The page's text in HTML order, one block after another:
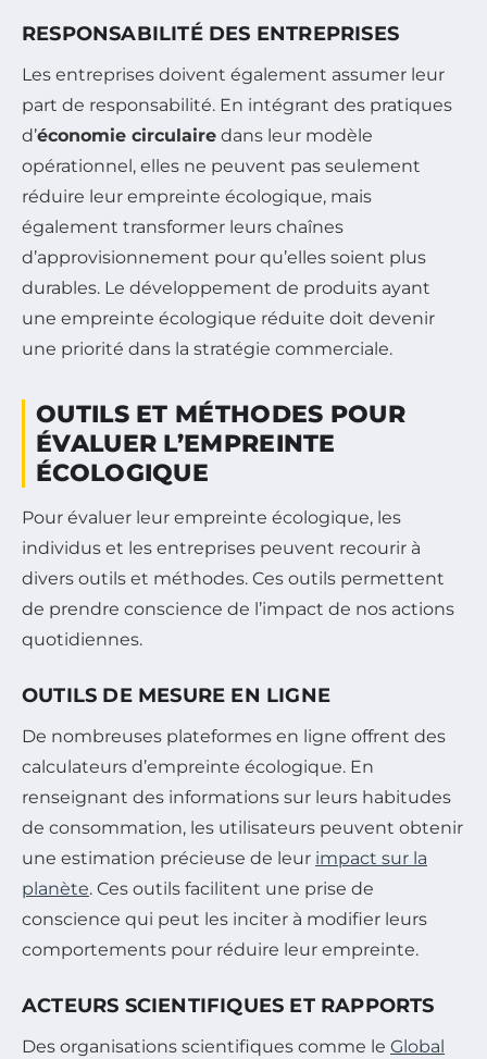
RESPONSABILITÉ DES ENTREPRISES
Les entreprises doivent également assumer leur
part de responsabilité. En intégrant des pratiques
d’économie circulaire dans leur modèle
opérationnel, elles ne peuvent pas seulement
réduire leur empreinte écologique, mais
également transformer leurs chaînes
d’approvisionnement pour qu’elles soient plus
durables. Le développement de produits ayant
une empreinte écologique réduite doit devenir
une priorité dans la stratégie commerciale.
OUTILS ET MÉTHODES POUR
ÉVALUER L’EMPREINTE
ÉCOLOGIQUE
Pour évaluer leur empreinte écologique, les
individus et les entreprises peuvent recourir à
divers outils et méthodes. Ces outils permettent
de prendre conscience de l’impact de nos actions
quotidiennes.
OUTILS DE MESURE EN LIGNE
De nombreuses plateformes en ligne offrent des
calculateurs d’empreinte écologique. En
renseignant des informations sur leurs habitudes
de consommation, les utilisateurs peuvent obtenir
une estimation précieuse de leur impact sur la
planète. Ces outils facilitent une prise de
conscience qui peut les inciter à modifier leurs
comportements pour réduire leur empreinte.
ACTEURS SCIENTIFIQUES ET RAPPORTS
Des organisations scientifiques comme le Global